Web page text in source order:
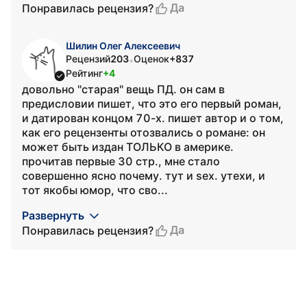
Понравилась рецензия?
Да
Шилин Олег Алексеевич
Рецензий203•Оценок+837
Рейтинг+4
довольно "старая" вещь ПД. он сам в
предисловии пишет, что это его первый роман,
и датирован концом 70-х. пишет автор и о том,
как его рецензенты отозвались о романе: он
может быть издан ТОЛЬКО в америке.
прочитав первые 30 стр., мне стало
совершенно ясно почему. тут и sex. утехи, и
тот якобы юмор, что сво...
Развернуть
Понравилась рецензия?
Да